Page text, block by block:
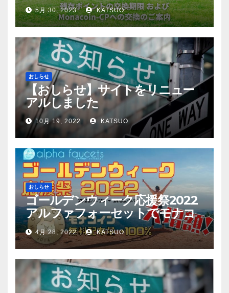
5月 30, 2023 KATSUO
おしらせ
【おしらせ】サイトをリニュー
アルしました
10月 19, 2022 KATSUO
おしらせ
ゴールデンウィーク応援祭2022
アルファフォーセットでモナコ
イン配布量+100%！
4月 28, 2022 KATSUO